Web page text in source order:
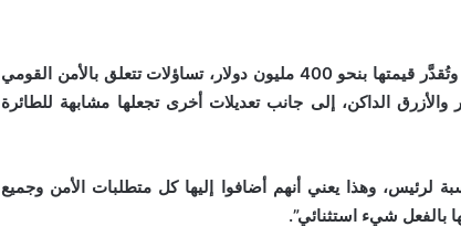
وأثارت الطائرة الجديدة، التي قُدمت هدية غير مشروطة وتُقدَّر قيمتها بنحو 400 مليون دولار، تساؤلات تتعلق بالأمن القومي
والأزرق الداكن، إلى جانب تعديلات أخرى تجعلها مشابهة للطائرة
لرئيس، وهذا يعني أنهم أضافوا إليها كل متطلبات الأمن وجميع
بالفعل شيء استثنائي”.